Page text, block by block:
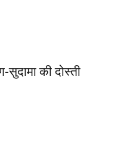
सुदामा की दोस्ती